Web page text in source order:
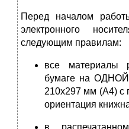
Перед началом
электронного
следующим правилам:
все материалы
бумаге на
210х297 мм (А4) с
ориентация